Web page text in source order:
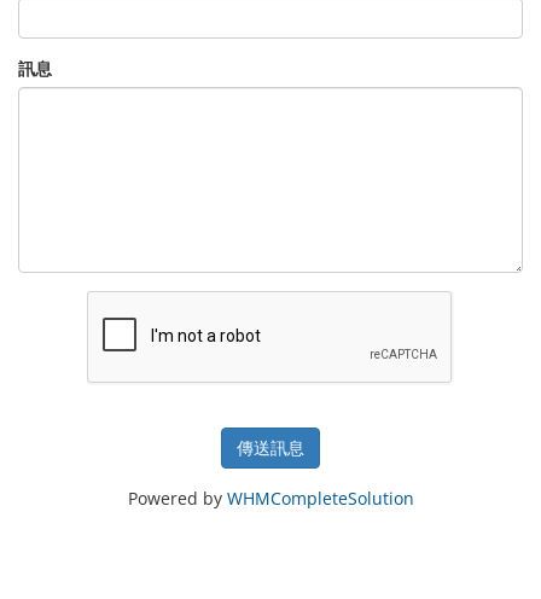
訊息
傳送訊息
Powered by WHMCompleteSolution